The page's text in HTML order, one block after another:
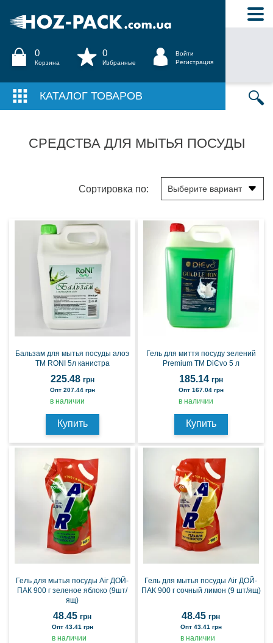
0
Корзина
0
Избранные
Войти
Регистрация
КАТАЛОГ ТОВАРОВ
СРЕДСТВА ДЛЯ МЫТЬЯ ПОСУДЫ
Сортировка по:
Бальзам для мытья посуды алоэ
ТМ RONI 5л канистра
225.48 грн
Опт 207.44 грн
в наличии
Купить
Гель для миття посуду зелений
Premium TM DiЄvo 5 л
185.14 грн
Опт 167.04 грн
в наличии
Купить
Гель для мытья посуды Air ДОЙ-
ПАК 900 г зеленое яблоко (9шт/
ящ)
48.45 грн
Опт 43.41 грн
в наличии
Гель для мытья посуды Air ДОЙ-
ПАК 900 г сочный лимон (9 шт/ящ)
48.45 грн
Опт 43.41 грн
в наличии